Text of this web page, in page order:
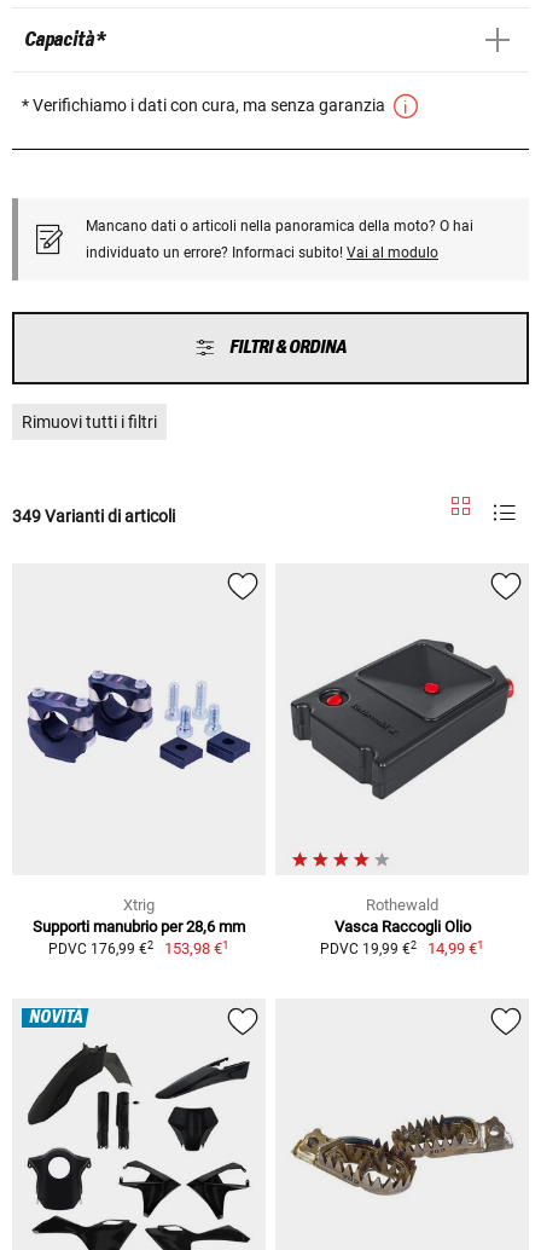
Capacità *
* Verifichiamo i dati con cura, ma senza garanzia
Mancano dati o articoli nella panoramica della moto? O hai
individuato un errore? Informaci subito! Vai al modulo
FILTRI & ORDINA
Rimuovi tutti i filtri
349 Varianti di articoli
Xtrig
Supporti manubrio per 28,6 mm
PDVC 176,99 €2 153,98 €1
Rothewald
Vasca Raccogli Olio
PDVC 19,99 €2 14,99 €1
NOVITÀ